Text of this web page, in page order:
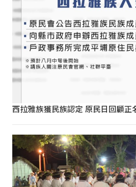
西拉雅族獲民族認定 原民日回顧正